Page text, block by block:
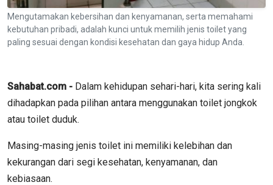
Mengutamakan kebersihan dan kenyamanan, serta memahami
kebutuhan pribadi, adalah kunci untuk memilih jenis toilet yang
paling sesuai dengan kondisi kesehatan dan gaya hidup Anda.
Sahabat.com - Dalam kehidupan sehari-hari, kita sering kali
dihadapkan pada pilihan antara menggunakan toilet jongkok
atau toilet duduk.
Masing-masing jenis toilet ini memiliki kelebihan dan
kekurangan dari segi kesehatan, kenyamanan, dan
kebiasaan.